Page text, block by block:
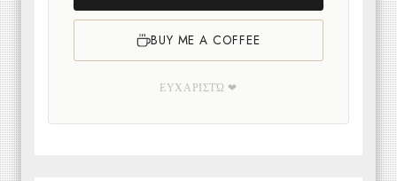
BUY ME A COFFEE
ΕΥΧΑΡΙΣΤΏ ❤